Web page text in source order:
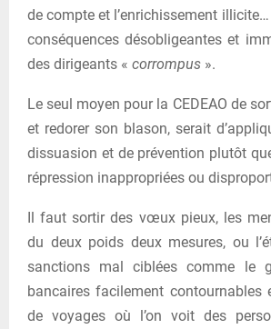
de compte et l’enrichissement
conséquences désobligeantes et
des dirigeants « corrompus ».
Le seul moyen pour la CEDEAO de
et redorer son blason, serait
dissuasion et de prévention plutôt
répression inappropriées ou
Il faut sortir des vœux pieux, les
du deux poids deux mesures, ou
sanctions mal ciblées comme le
bancaires facilement contournables
de voyages où l’on voit des